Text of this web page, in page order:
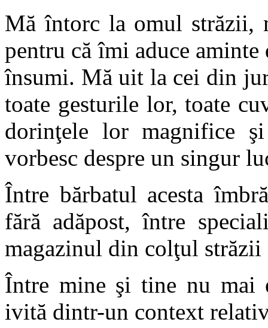
Mă întorc la omul străzii,
pentru că îmi aduce
însumi. Mă uit la cei din
toate gesturile lor, toate
dorinţele lor magnifice
vorbesc despre un singur
Între bărbatul acesta
fără adăpost, între
magazinul din colţul
Între mine şi tine nu mai
ivită dintr-un context